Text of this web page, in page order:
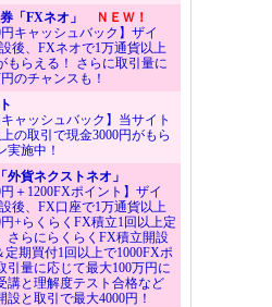
「FXネオ」
ＮＥＷ！
円キャッシュバック】ザイ
後、FXネオで1万通貨以上
もらえる！ さらに取引量に
のチャンスも！
キャッシュバック】当サイト
の取引で現金3000円がもら
実施中！
外貨ネクストネオ」
円＋1200FXポイント】ザイ
後、FX口座で1万通貨以上
+らくらくFX積立1回以上定
さらにらくらくFX積立開設
定期買付1回以上で1000FXポ
引量に応じて最大100万円に
講と理解度テスト合格など
設と取引で最大4000円！